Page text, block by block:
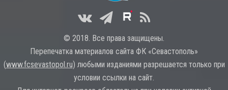
© 2018. Все права защищены.
Перепечатка материалов сайта ФК «Севастополь»
(www.fcsevastopol.ru) любыми изданиями разрешается только при
условии ссылки на сайт.